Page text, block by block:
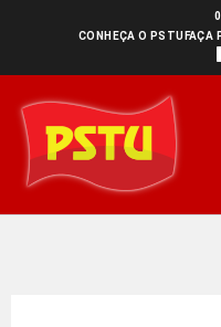
conteúdo
CONHEÇA O PSTU FAÇA